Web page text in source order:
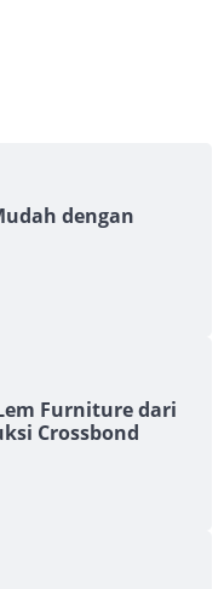
dengan
Furniture dari
Crossbond